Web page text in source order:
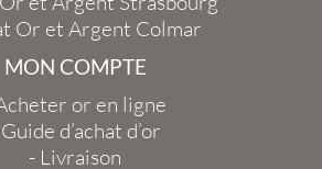
Or et Argent Colmar
MON COMPTE
or en ligne
Guide d’achat d’or
- Livraison